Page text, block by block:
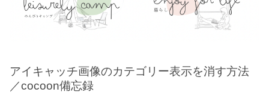
アイキャッチ画像のカテゴリー表示を消す方法
／cocoon備忘録